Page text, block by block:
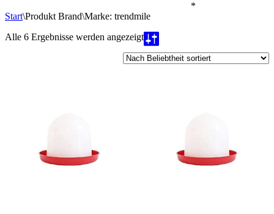
*
Start\Produkt Brand\Marke: trendmile
Alle 6 Ergebnisse werden angezeigtNach
Beliebtheit
sortiert